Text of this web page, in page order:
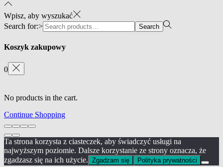
Wpisz, aby wyszukać
Search for:>
Search
Koszyk zakupowy
0
No products in the cart.
Continue Shopping
Ta strona korzysta z ciasteczek, aby świadczyć usługi na
najwyższym poziomie. Dalsze korzystanie ze strony oznacza, że
zgadzasz się na ich użycie. Zgadzam się Polityka prywatności